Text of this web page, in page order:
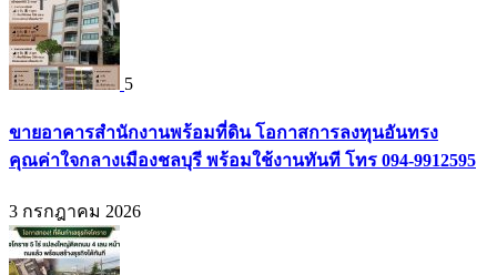
5
ขายอาคารสำนักงานพร้อมที่ดิน โอกาสการลงทุนอันทรง
คุณค่าใจกลางเมืองชลบุรี พร้อมใช้งานทันที โทร 094-9912595
3 กรกฎาคม 2026